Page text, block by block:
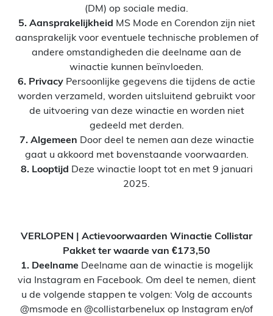
(DM) op sociale media.
5. Aansprakelijkheid MS Mode en Corendon zijn niet
aansprakelijk voor eventuele technische problemen of
andere omstandigheden die deelname aan de
winactie kunnen beïnvloeden.
6. Privacy Persoonlijke gegevens die tijdens de actie
worden verzameld, worden uitsluitend gebruikt voor
de uitvoering van deze winactie en worden niet
gedeeld met derden.
7. Algemeen Door deel te nemen aan deze winactie
gaat u akkoord met bovenstaande voorwaarden.
8. Looptijd Deze winactie loopt tot en met 9 januari
2025.
VERLOPEN | Actievoorwaarden Winactie Collistar
Pakket ter waarde van €173,50
1. Deelname Deelname aan de winactie is mogelijk
via Instagram en Facebook. Om deel te nemen, dient
u de volgende stappen te volgen: Volg de accounts
@msmode en @collistarbenelux op Instagram en/of